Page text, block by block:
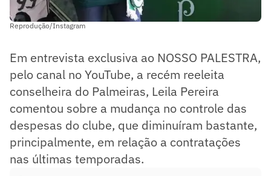
Reprodução/Instagram
Em entrevista exclusiva ao NOSSO PALESTRA,
pelo canal no YouTube, a recém reeleita
conselheira do Palmeiras, Leila Pereira
comentou sobre a mudança no controle das
despesas do clube, que diminuíram bastante,
principalmente, em relação a contratações
nas últimas temporadas.